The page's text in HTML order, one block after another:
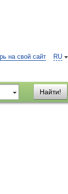
RU
на свой сайт
Найти!